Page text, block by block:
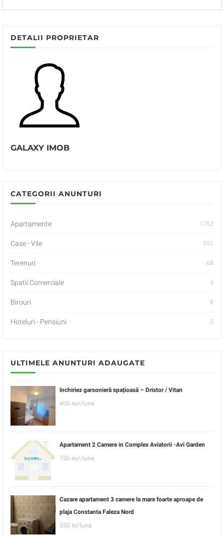
DETALII PROPRIETAR
GALAXY IMOB
CATEGORII ANUNTURI
Apartamente 1752
Case - Vile 551
Terenuri 68
Spatii Comerciale 9
Birouri 8
Hoteluri - Pensiuni 2
ULTIMELE ANUNTURI ADAUGATE
închiriez garsonieră spațioasă – Dristor / Vitan
400 eur/luna
Apartament 2 Camere in Complex Aviatorii -Avi Garden
750 eur/luna
Cazare apartament 3 camere la mare foarte aproape de
plaja Constanta Faleza Nord
550 lei/luna